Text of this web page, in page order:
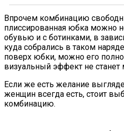
Впрочем комбинацию
плиссированная юбка можно
обувью и с ботинками, в
куда собрались в таком
поверх юбки, можно его
визуальный эффект не
Если же есть желание
женщин всегда есть, стоит
комбинацию.